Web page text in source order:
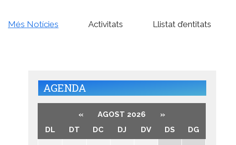
Més Notícies Activitats Llistat d’entitats
AGENDA
« AGOST 2026
»
DL
DT DC DJ DV DS DG